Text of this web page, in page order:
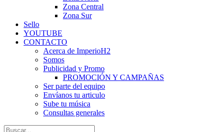
Zona Central
Zona Sur
Sello
YOUTUBE
CONTACTO
Acerca de ImperioH2
Somos
Publicidad y Promo
PROMOCIÓN Y CAMPAÑAS
Ser parte del equipo
Envíanos tu articulo
Sube tu música
Consultas generales